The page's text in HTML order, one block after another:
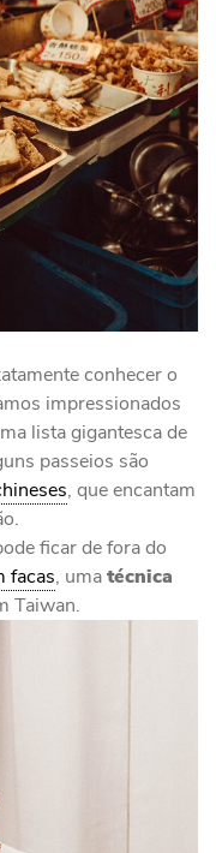
conhecer o
impressionados
lista gigantesca de
passeios são
, que encantam
ficar de fora do
facas, umatécnica
Taiwan.